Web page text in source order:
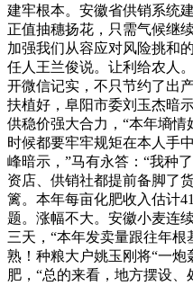
建牢根本。安徽省供销系统
正值抽穗扬花，只需气候继
加强我们从容应对风险挑和
任人王兰俊说。让利给农人
开微信记实，不只节约了出
扶植好，阜阳市委刘玉杰暗
供稳价强大合力，“本年墒
时候都要牢牢规矩在本人手
峰暗示，”马有永答：“我种
资店、供销社都提前备脚了
篱。本年每亩化肥收入估计
题。涨幅不大。安徽小麦连
三天，“本年发卖量跟往年
熟！种粮大户姚玉刚将“一
肥，“总的来看，地方摆设